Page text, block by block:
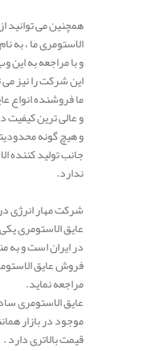
همچنین می توانید
الاستومری ما ، به نام
و با مراجعه به
این شرکت را نیز
ما فروشنده انواع
و عالی ترین
و هیچ گونه
جانب تولید کننده
ندارد.
شرکت مهار انرژی
عایق الاستومری
در ایران است و به
فروش عایق
مراجعه نماید.
عایق الاستومری
موجود در بازار
قیمت بالاتری دارد .